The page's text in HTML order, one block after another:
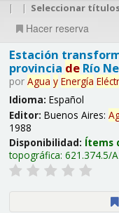
| | Seleccionar
Hacer reserva
Estación
provincia deRío
por Agua y Energía
Idioma: Español
Editor: Buenos Aires:
1988
Disponibilidad: Ítems
topográfica: 621.374.5/